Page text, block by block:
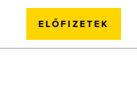
ELŐFIZETEK